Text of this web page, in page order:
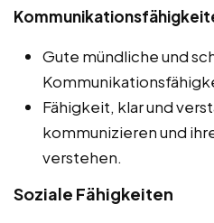
Gute mündliche und
Fähigkeit, klar und
kommunizieren und
verstehen.
Soziale Fähigkeiten